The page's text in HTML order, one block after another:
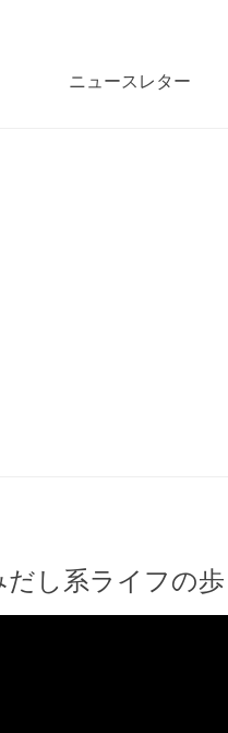
ニュースレター
だし系ライフの